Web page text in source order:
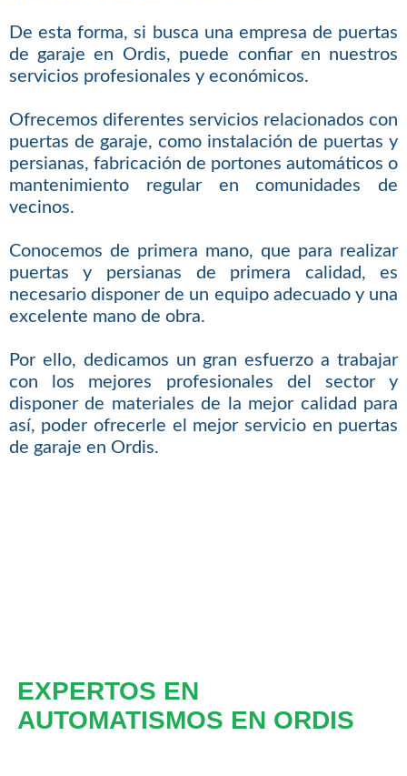
De esta forma, si busca una empresa de puertas
de garaje en Ordis, puede confiar en nuestros
servicios profesionales y económicos.
Ofrecemos diferentes servicios relacionados con
puertas de garaje, como instalación de puertas y
persianas, fabricación de portones automáticos o
mantenimiento regular en comunidades de
vecinos.
Conocemos de primera mano, que para realizar
puertas y persianas de primera calidad, es
necesario disponer de un equipo adecuado y una
excelente mano de obra.
Por ello, dedicamos un gran esfuerzo a trabajar
con los mejores profesionales del sector y
disponer de materiales de la mejor calidad para
así, poder ofrecerle el mejor servicio en puertas
de garaje en Ordis.
EXPERTOS EN
AUTOMATISMOS EN ORDIS